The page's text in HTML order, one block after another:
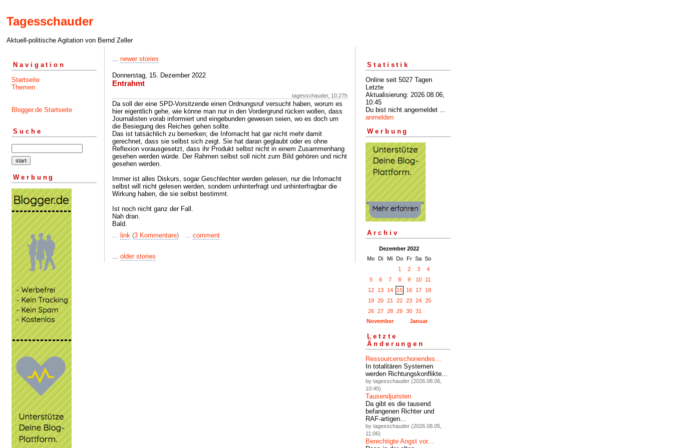
Tagesschauder
Aktuell-politische Agitation von Bernd Zeller
Navigation
Startseite
Themen
Blogger.de Startseite
Suche
Werbung
... newer stories
Donnerstag, 15. Dezember 2022
Entrahmt
tagesschauder, 10:27h
Da soll der eine SPD-Vorsitzende einen Ordnungsruf versucht haben, worum es
hier eigentlich gehe, wie könne man nur in den Vordergrund rücken wollen, dass
Journalisten vorab informiert und eingebunden gewesen seien, wo es doch um
die Besiegung des Reiches gehen sollte.
Das ist tatsächlich zu bemerken; die Infomacht hat gar nicht mehr damit
gerechnet, dass sie selbst sich zeigt. Sie hat daran geglaubt oder es ohne
Reflexion vorausgesetzt, dass ihr Produkt selbst nicht in einem Zusammenhang
gesehen werden würde. Der Rahmen selbst soll nicht zum Bild gehören und nicht
gesehen werden.
Immer ist alles Diskurs, sogar Geschlechter werden gelesen, nur die Infomacht
selbst will nicht gelesen werden, sondern unhinterfragt und unhinterfragbar die
Wirkung haben, die sie selbst bestimmt.
Ist noch nicht ganz der Fall.
Nah dran.
Bald.
... link (3 Kommentare) ... comment
... older stories
Statistik
Online seit 5027 Tagen
Letzte
Aktualisierung: 2026.08.06,
10:45
Du bist nicht angemeldet ...
anmelden
Werbung
Archiv
Dezember 2022
Mo Di Mi Do Fr Sa So
1
2 3
4
5
6 7 8 9 10
11
12
13 14 15 16 17
18
19
20 21 22 23 24
25
26
27 28 29 30 31
November
Januar
Letzte
Änderungen
Ressourcenschonendes...
In totalitären Systemen
werden Richtungskonflikte...
by tagesschauder (2026.08.06,
10:45)
Tausendjuristen
Da gibt es die tausend
befangenen Richter und
RAF-artigen...
by tagesschauder (2026.08.05,
11:06)
Berechtigte Angst vor...